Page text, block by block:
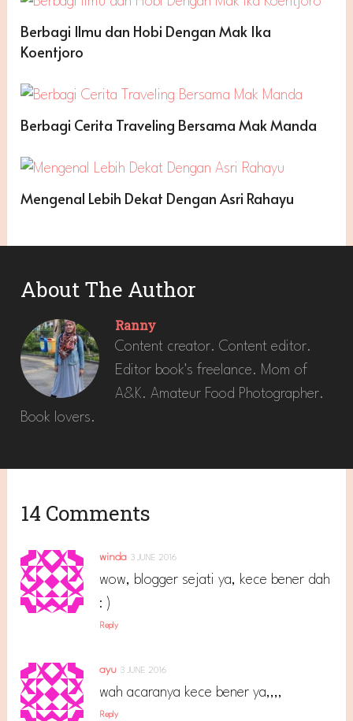
Berbagi Ilmu dan Hobi Dengan Mak Ika
Koentjoro
Berbagi Cerita Traveling Bersama Mak Manda
Mengenal Lebih Dekat Dengan Asri Rahayu
About The Author
Ranny
Content creator. Content editor.
Editor book's freelance. Mom of
A&K. Amateur Food Photographer.
Book lovers.
14 Comments
winda 3 JUNE 2016
wow, blogger sejati ya, kece bener dah
: )
Reply
ayu 3 JUNE 2016
wah acaranya kece bener ya,,,,
Reply